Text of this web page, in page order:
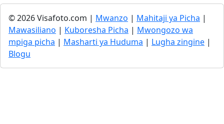
© 2026 Visafoto.com | Mwanzo | Mahitaji ya Picha |
Mawasiliano | Kuboresha Picha | Mwongozo wa
mpiga picha | Masharti ya Huduma | Lugha zingine |
Blogu